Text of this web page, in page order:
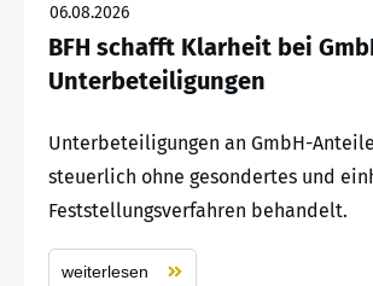
06.08.2026
BFH schafft Klarheit bei
Unterbeteiligungen
Unterbeteiligungen an GmbH-
steuerlich ohne gesondertes und
Feststellungsverfahren behandelt.
weiterlesen